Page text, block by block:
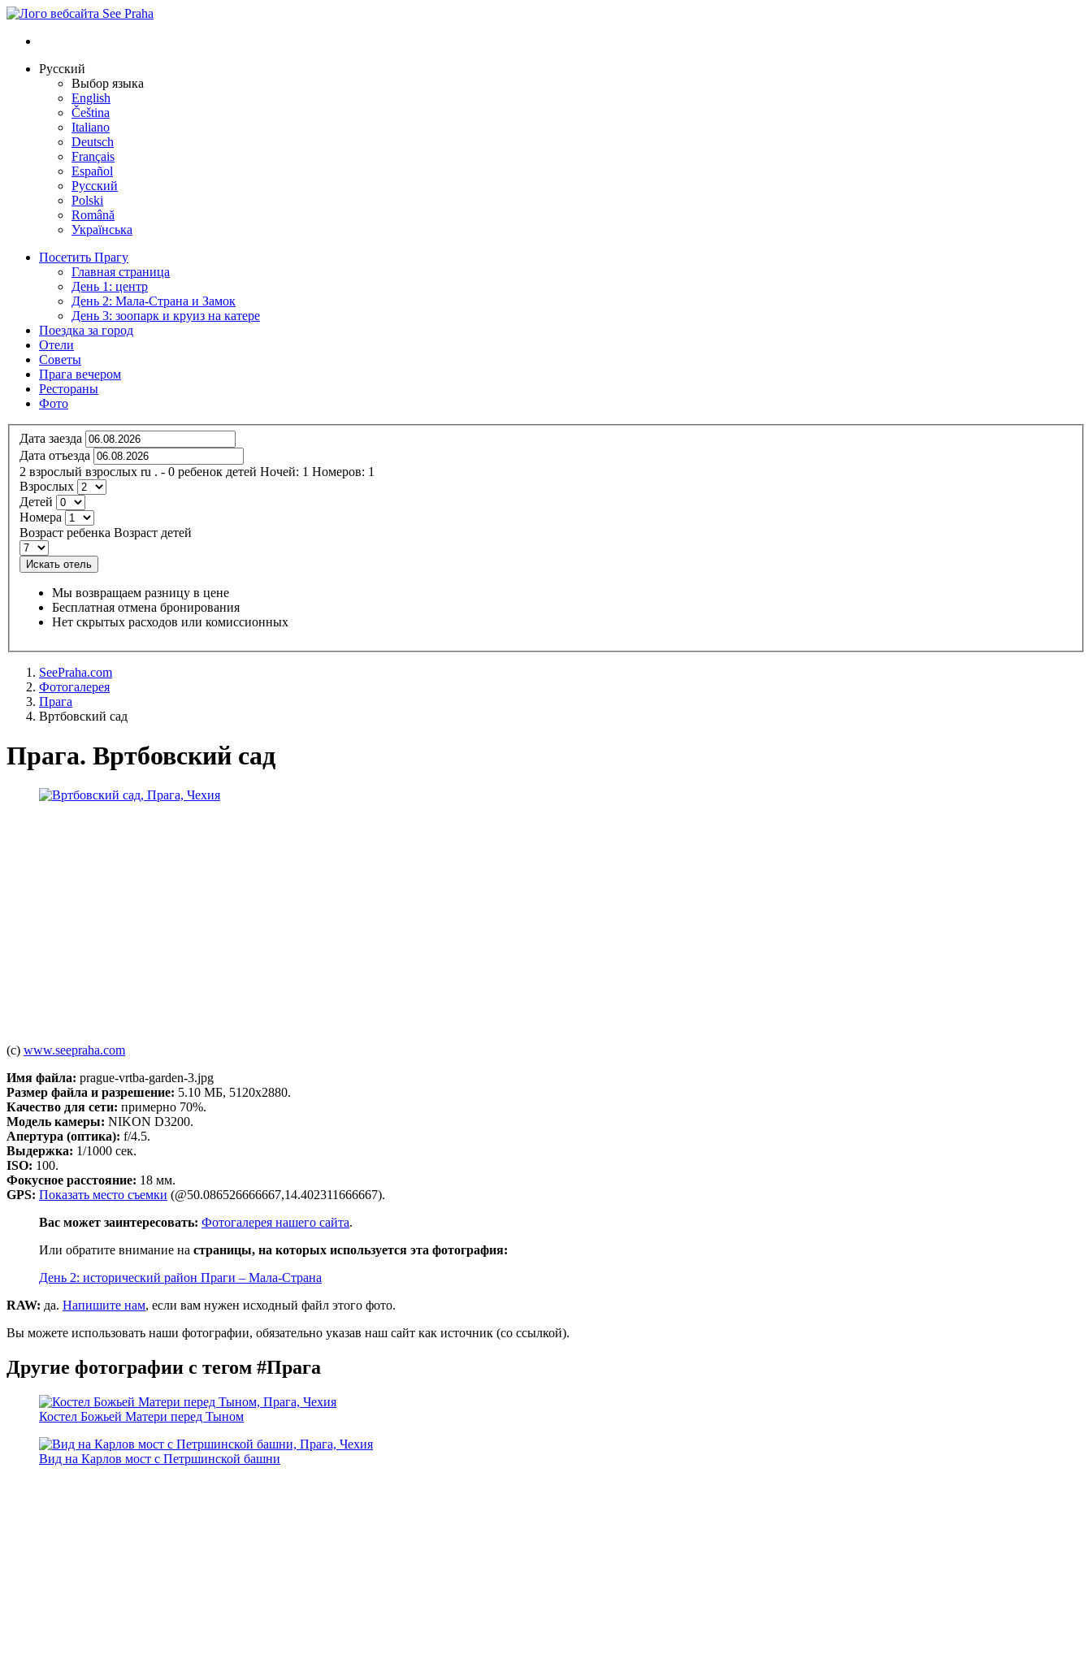
Русский
Выбор языка
English
Čeština
Italiano
Deutsch
Français
Español
Русский
Polski
Română
Українська
Посетить Прагу
Главная страница
День 1: центр
День 2: Мала-Страна и Замок
День 3: зоопарк и круиз на катере
Поездка за город
Отели
Советы
Прага вечером
Рестораны
Фото
Дата заезда
Дата отъезда
2 взрослый взрослых ru . - 0 ребенок детей Ночей: 1 Номеров: 1
Взрослых
Детей
Номера
Возраст ребенка Возраст детей
Искать отель
Мы возвращаем разницу в цене
Бесплатная отмена бронирования
Нет скрытых расходов или комиссионных
SeePraha.com
Фотогалерея
Прага
Вртбовский сад
Прага. Вртбовский сад
(c) www.seepraha.com
Имя файла: prague-vrtba-garden-3.jpg
Размер файла и разрешение: 5.10 МБ, 5120x2880.
Качество для сети: примерно 70%.
Модель камеры: NIKON D3200.
Апертура (оптика): f/4.5.
Выдержка: 1/1000 сек.
ISO: 100.
Фокусное расстояние: 18 мм.
GPS: Показать место съемки (@50.086526666667,14.402311666667).
Вас может заинтересовать: Фотогалерея нашего сайта.
Или обратите внимание на страницы, на которых используется эта фотография:
День 2: исторический район Праги – Мала-Страна
RAW: да. Напишите нам, если вам нужен исходный файл этого фото.
Вы можете использовать наши фотографии, обязательно указав наш сайт как источник (со ссылкой).
Другие фотографии с тегом #Прага
Костел Божьей Матери перед Тыном
Вид на Карлов мост с Петршинской башни